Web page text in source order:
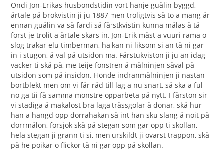
Ondi Jon-Erikas husbondstidin vort hanje guålin byggd,
årtale på brokvistin ji ju 1887 men troligtvis så to ä mang år
ennan guålin va så färdi så fårstkvistin kunna målas å tå
först je trolit ä årtale skars in. Jon-Erik måst a vuuri rama o
slög träkar elu timberman, hä kan ni liksom si än tå ni gar
in i stugon, å väl på utsidon mä. Fårstukviston ji ju än idag
vacker ti skå på, me teije fönstren å målninjen såväl på
utsidon som på insidon. Honde indranmålninjen ji nästan
bortblekt men om vi får råd till lag a nu snart, så ska ä ful
no ga tii få samma mönstre opparbeta på nytt. I fårston sir
vi stadiga å makalöst bra laga tråssgolar å dönar, skå hur
han a hängd opp dörrahakan så int han sku släng å nöit på
dörrmålon, försjök skå på stegan som gar opp ti skollan,
hela stegan ji grann ti si, men urskildt ji övarst trappon, skå
på he poikar o flickor tå ni gar opp på skollan.